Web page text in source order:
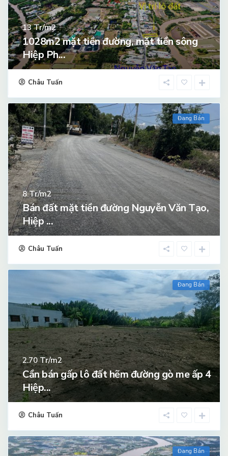
13Tr/m2
1028m2 mặt tiền đường, mặt tiền sông
Hiệp Ph...
Châu Tuấn
Đang Bán
8Tr/m2
Bán đất mặt tiền đường Nguyễn Văn Tạo,
Hiệp ...
Châu Tuấn
Đang Bán
2.70Tr/m2
Cần bán gấp lô đất hẽm đường gò me ấp 4
Hiệp...
Châu Tuấn
Đang Bán